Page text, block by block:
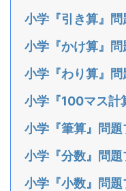
小学『引き算』問
小学『かけ算』問
小学『わり算』問
小学『100マス計
小学『筆算』問題
小学『分数』問題
小学『小数』問題